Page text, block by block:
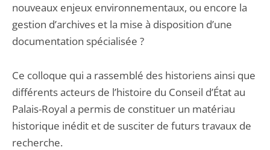
nouveaux enjeux environnementaux, ou encore la
gestion d’archives et la mise à disposition d’une
documentation spécialisée ?
Ce colloque qui a rassemblé des historiens ainsi que
différents acteurs de l’histoire du Conseil d’État au
Palais-Royal a permis de constituer un matériau
historique inédit et de susciter de futurs travaux de
recherche.